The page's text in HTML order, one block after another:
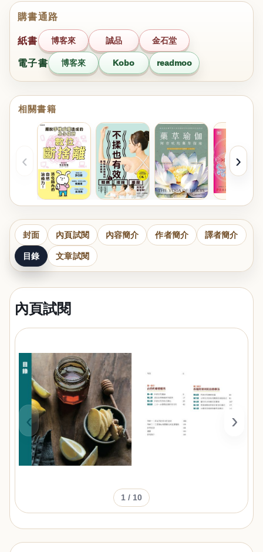
購書通路
紙書 博客來 誠品 金石堂
電子書 博客來 Kobo readmoo
相關書籍
‹ ›
封面 內頁試閱 內容簡介 作者簡介 譯者簡介
目錄 文章試閱
內頁試閱
‹ ›
1 / 10